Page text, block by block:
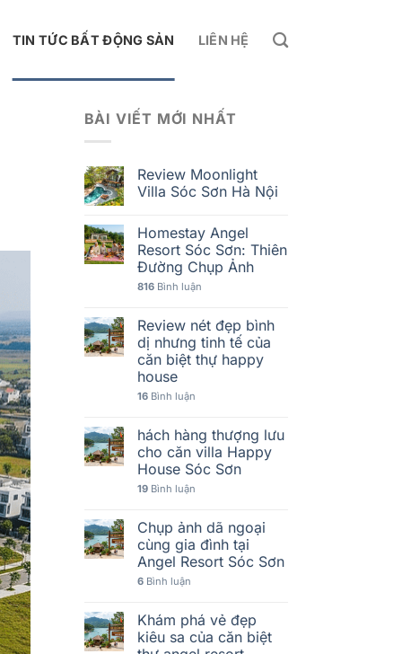
TIN TỨC BẤT ĐỘNG SẢN LIÊN HỆ
BÀI VIẾT MỚI NHẤT
Review Moonlight
Villa Sóc Sơn Hà Nội
Homestay Angel
Resort Sóc Sơn: Thiên
Đường Chụp Ảnh
816Bình luận
Review nét đẹp bình
dị nhưng tinh tế của
căn biệt thự happy
house
16Bình luận
hách hàng thượng lưu
cho căn villa Happy
House Sóc Sơn
19Bình luận
Chụp ảnh dã ngoại
cùng gia đình tại
Angel Resort Sóc Sơn
6Bình luận
Khám phá vẻ đẹp
kiêu sa của căn biệt